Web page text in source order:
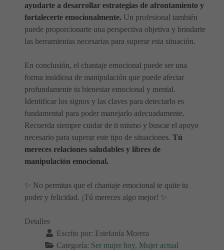
ayudarte a desarrollar estrategias de afrontamiento y
fortalecerte emocionalmente. Un profesional también
puede proporcionarte una perspectiva objetiva y brindarte
las herramientas necesarias para superar esta situación.
En conclusión, el chantaje emocional puede ser una
forma insidiosa de manipulación que puede afectar
profundamente tu bienestar emocional y mental.
Identificar los signos y las claves para detectarlo es
fundamental para poder manejarlo adecuadamente.
Recuerda siempre cuidar de ti mismo y buscar el apoyo
necesario para superar este tipo de situaciones. Tú
mereces relaciones saludables y libres de
manipulación emocional.
✨ No permitas que el chantaje emocional te quite tu
poder y felicidad. ¡Tú mereces algo mejor! ✨
Detalles
Escrito por: Estefanía Morera
Categoría: Ser mujer hoy, Mujer actual